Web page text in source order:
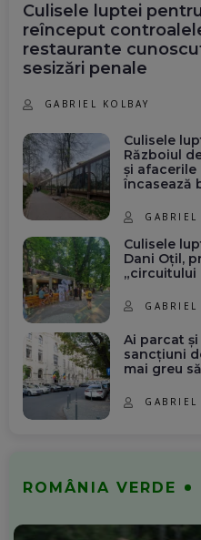
Culisele luptei
reînceput
restaurante
sesizări penale
GABRIEL KOLBAY
Culisele
Războiul
și afacerile
încasează
GABRIEL
Culisele
Dani Oțil,
„circuitului
GABRIEL
Ai parcat
sancțiuni
mai greu
GABRIEL
ROMÂNIA VERDE